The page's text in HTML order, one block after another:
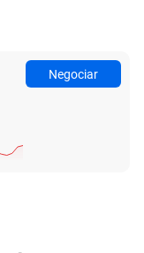
Negociar